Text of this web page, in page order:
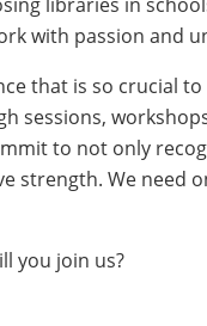
with passion and
that is so crucial
sessions,
to not only
strength. We need
you join us?